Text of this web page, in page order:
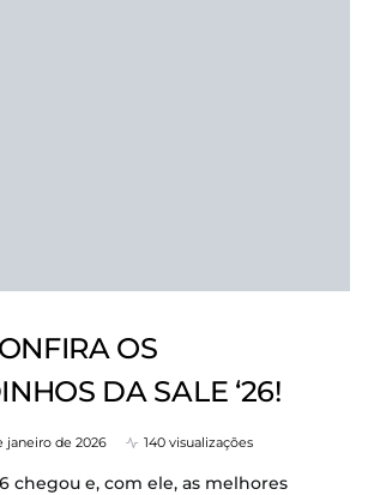
OS
DA SALE ‘26!
janeiro de 2026 140 visualizações
chegou e, com ele, as melhores